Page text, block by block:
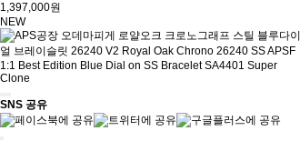
1,397,000원
NEW
SNS 공유